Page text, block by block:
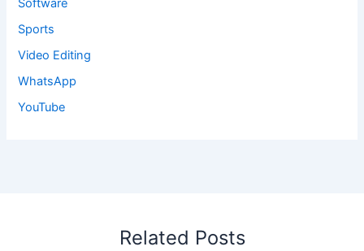
Software
Sports
Video Editing
WhatsApp
YouTube
Related Posts